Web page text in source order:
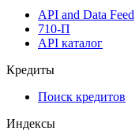
API and Data Feed
710-П
API каталог
Кредиты
Поиск кредитов
Индексы